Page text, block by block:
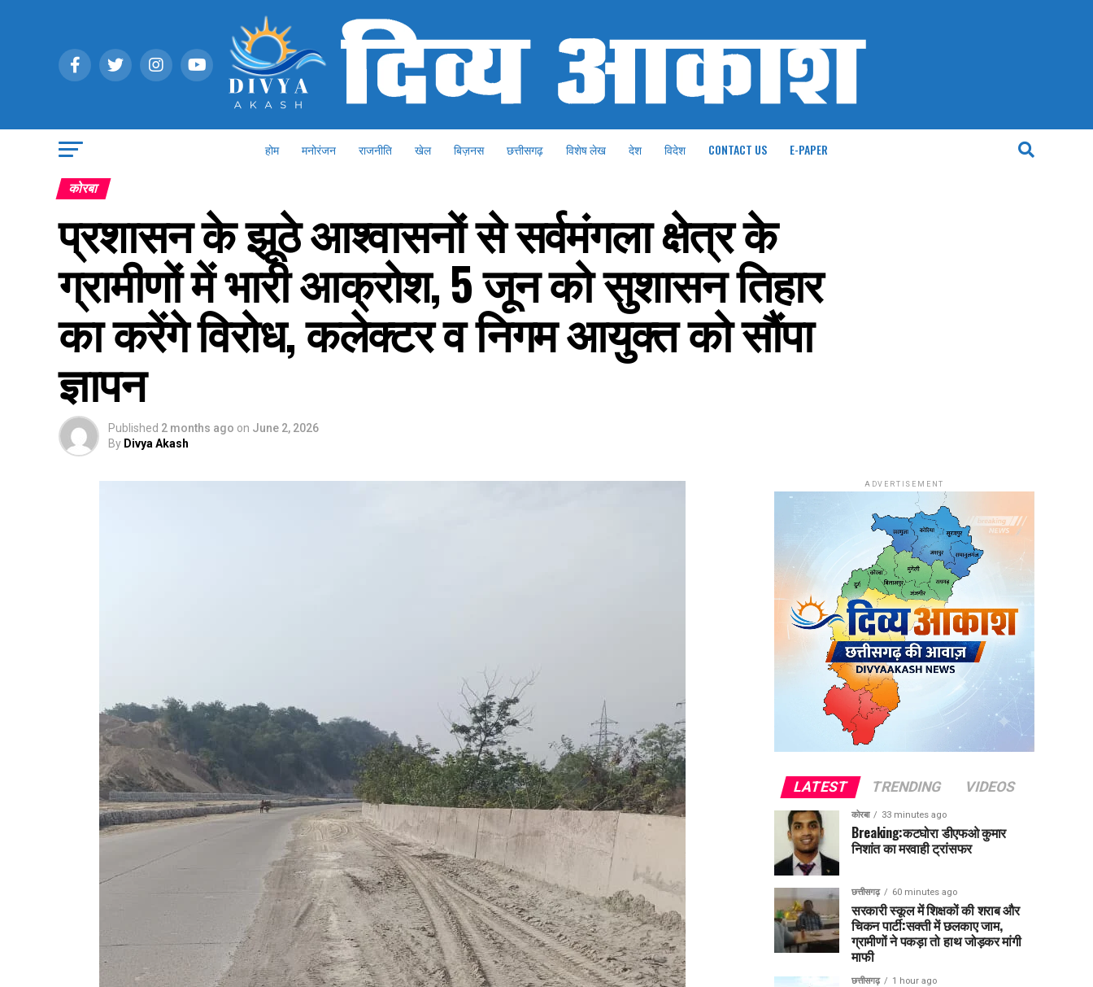
होम मनोरंजन राजनीति खेल बिज़नस छत्तीसगढ़ विशेष लेख देश विदेश CONTACT US E-PAPER
कोरबा
प्रशासन के झूठे आश्वासनों से सर्वमंगला क्षेत्र के
ग्रामीणों में भारी आक्रोश, 5 जून को सुशासन तिहार
का करेंगे विरोध, कलेक्टर व निगम आयुक्त को सौंपा
ज्ञापन
Published 2 months ago on June 2, 2026
By Divya Akash
ADVERTISEMENT
LATEST TRENDING VIDEOS
कोरबा 33 minutes ago
Breaking:कटघोरा डीएफओ कुमार
निशांत का मरवाही ट्रांसफर
छत्तीसगढ़ 60 minutes ago
सरकारी स्कूल में शिक्षकों की शराब और
चिकन पार्टी:सक्ती में छलकाए जाम,
ग्रामीणों ने पकड़ा तो हाथ जोड़कर मांगी
माफी
छत्तीसगढ़ 1 hour ago